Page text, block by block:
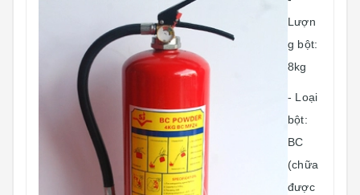
Lượn
g bột:
8kg
- Loại
bột:
BC
(chữa
được